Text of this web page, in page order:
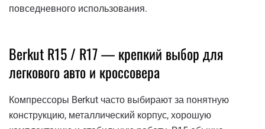
повседневного использования.
Berkut R15 / R17 — крепкий выбор для
легкового авто и кроссовера
Компрессоры Berkut часто выбирают за понятную
конструкцию, металлический корпус, хорошую